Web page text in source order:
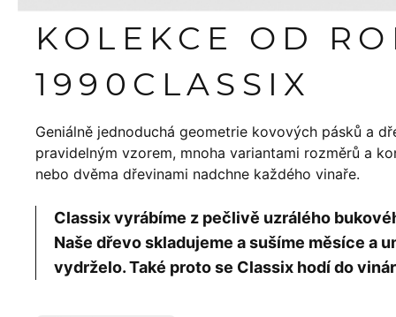
KOLEKCE OD
1990 CLASSIX
Geniálně jednoduchá geometrie kovových pásků a
pravidelným vzorem, mnoha variantami rozměrů a
nebo dvěma dřevinami nadchne každého vinaře.
Classix vyrábíme z pečlivě uzrálého
Naše dřevo skladujeme a sušíme měsíce a
vydrželo. Také proto se Classix hodí do